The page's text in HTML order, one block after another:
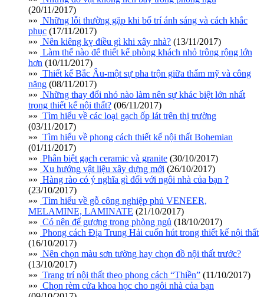
(20/11/2017)
»» Những lỗi thường gặp khi bố trí ánh sáng và cách khắc
phục (17/11/2017)
»» Nên kiêng kỵ điều gì khi xây nhà? (13/11/2017)
»» Làm thế nào để thiết kế phòng khách nhỏ trông rộng lớn
hơn (10/11/2017)
»» Thiết kế Bắc Âu-một sự pha trộn giữa thẩm mỹ và công
năng (08/11/2017)
»» Những thay đổi nhỏ nào làm nên sự khác biệt lớn nhất
trong thiết kế nội thất? (06/11/2017)
»» Tìm hiểu về các loại gạch ốp lát trên thị trường
(03/11/2017)
»» Tìm hiểu về phong cách thiết kế nội thất Bohemian
(01/11/2017)
»» Phân biệt gạch ceramic và granite (30/10/2017)
»» Xu hướng vật liệu xây dựng mới (26/10/2017)
»» Hàng rào có ý nghĩa gì đối với ngôi nhà của bạn ?
(23/10/2017)
»» Tìm hiểu về gỗ công nghiệp phủ VENEER,
MELAMINE, LAMINATE (21/10/2017)
»» Có nên để gương trong phòng ngủ (18/10/2017)
»» Phong cách Địa Trung Hải cuốn hút trong thiết kế nội thất
(16/10/2017)
»» Nên chọn màu sơn tường hay chọn đồ nội thất trước?
(13/10/2017)
»» Trang trí nội thất theo phong cách “Thiền” (11/10/2017)
»» Chọn rèm cửa khoa học cho ngôi nhà của bạn